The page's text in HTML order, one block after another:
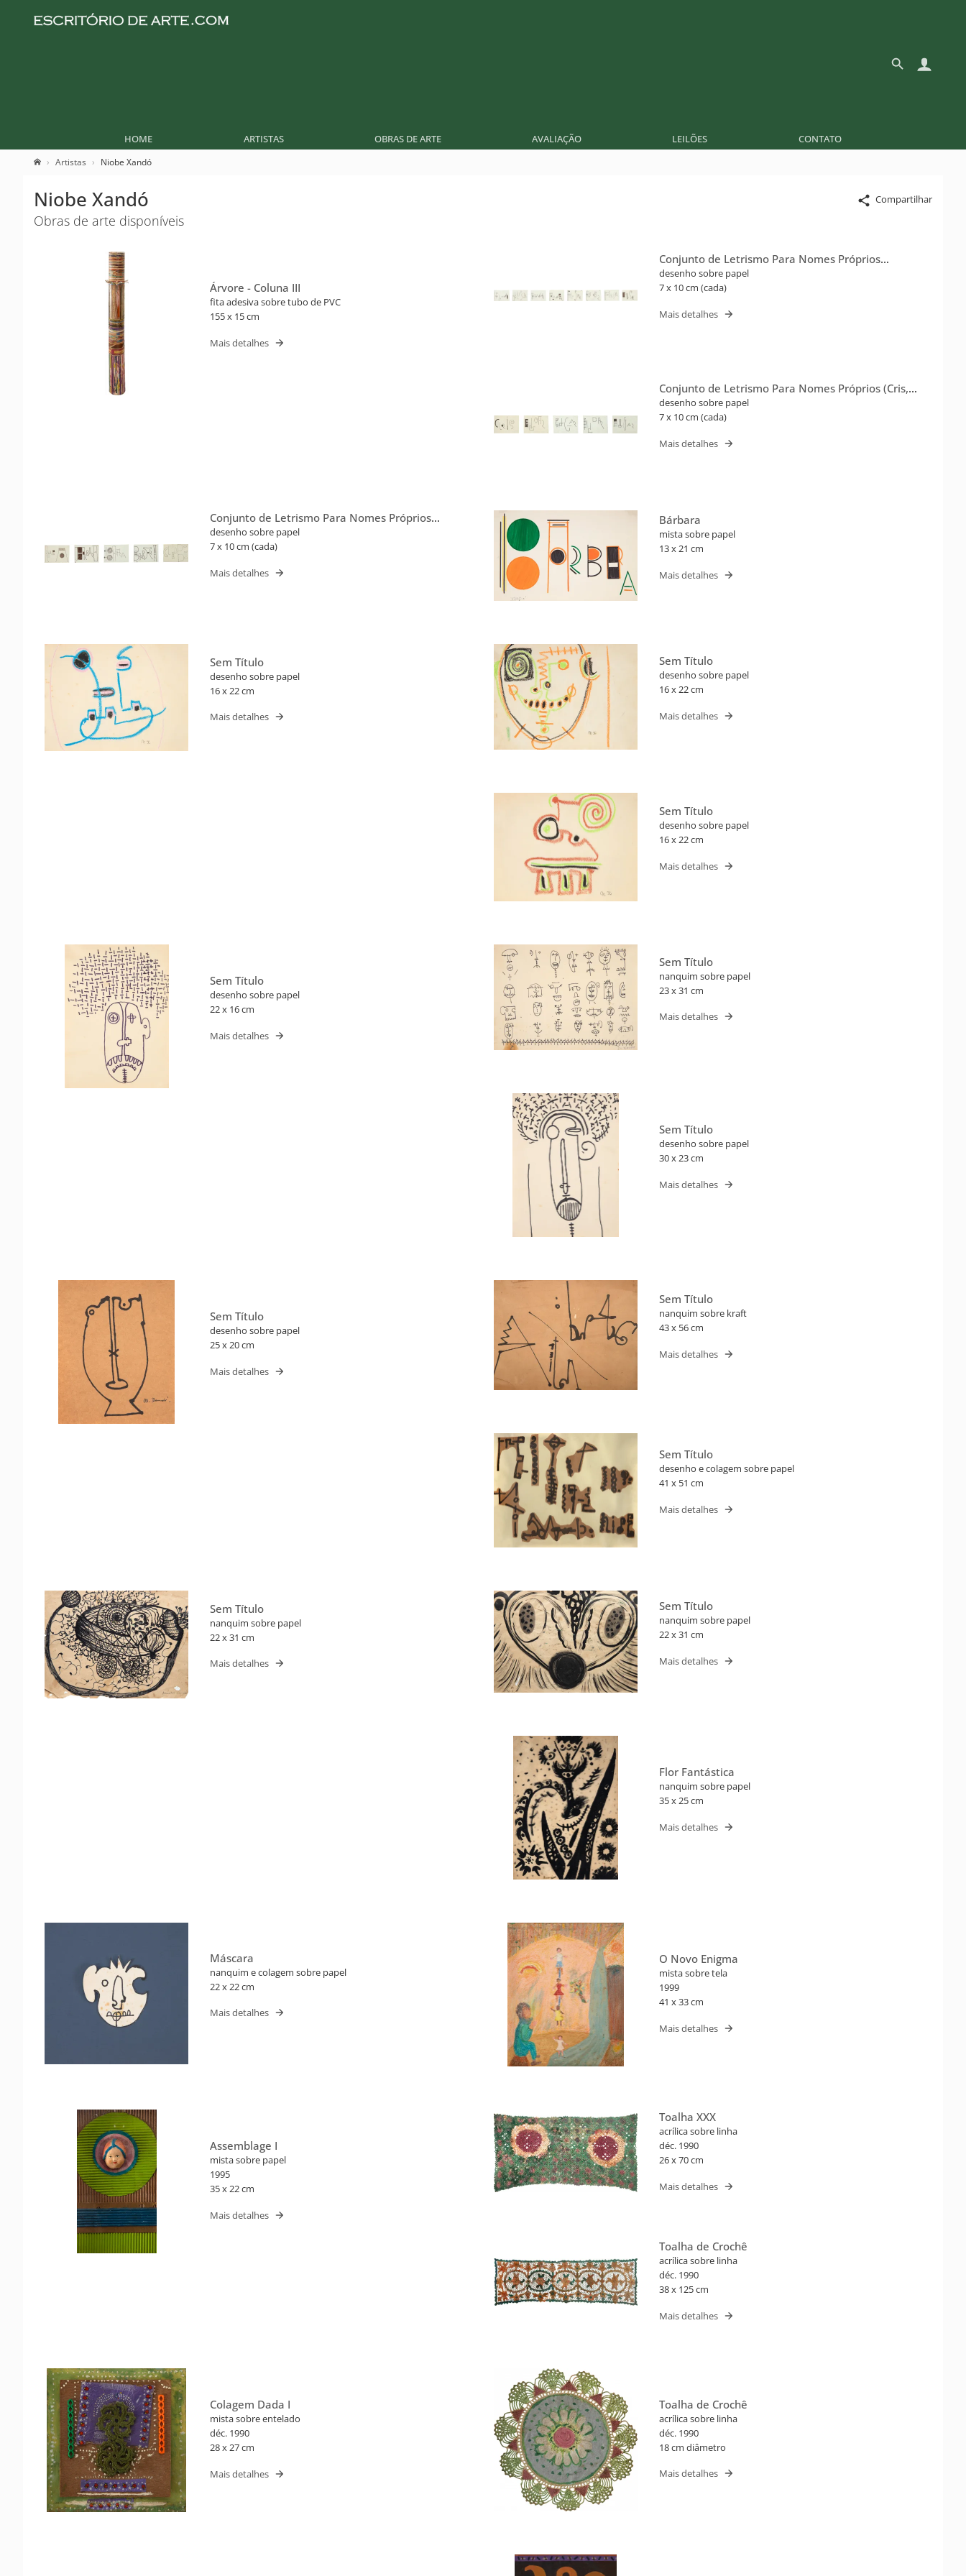
HOME ARTISTAS OBRAS DE ARTE AVALIAÇÃO LEILÕES CONTATO
Artistas Niobe Xandó
Compartilhar
Niobe Xandó
Obras de arte disponíveis
Árvore - Coluna III
fita adesiva sobre tubo de PVC
155 x 15 cm
Mais detalhes
Conjunto de Letrismo Para Nomes Próprios
(Flusser)
desenho sobre papel
7 x 10 cm (cada)
Mais detalhes
Conjunto de Letrismo Para Nomes Próprios (Cris,
Edgar)
desenho sobre papel
7 x 10 cm (cada)
Mais detalhes
Conjunto de Letrismo Para Nomes Próprios
(Barbara, Cleube)
desenho sobre papel
7 x 10 cm (cada)
Mais detalhes
Bárbara
mista sobre papel
13 x 21 cm
Mais detalhes
Sem Título
desenho sobre papel
16 x 22 cm
Mais detalhes
Sem Título
desenho sobre papel
16 x 22 cm
Mais detalhes
Sem Título
desenho sobre papel
16 x 22 cm
Mais detalhes
Sem Título
desenho sobre papel
22 x 16 cm
Mais detalhes
Sem Título
nanquim sobre papel
23 x 31 cm
Mais detalhes
Sem Título
desenho sobre papel
30 x 23 cm
Mais detalhes
Sem Título
desenho sobre papel
25 x 20 cm
Mais detalhes
Sem Título
nanquim sobre kraft
43 x 56 cm
Mais detalhes
Sem Título
desenho e colagem sobre papel
41 x 51 cm
Mais detalhes
Sem Título
nanquim sobre papel
22 x 31 cm
Mais detalhes
Sem Título
nanquim sobre papel
22 x 31 cm
Mais detalhes
Flor Fantástica
nanquim sobre papel
35 x 25 cm
Mais detalhes
Máscara
nanquim e colagem sobre papel
22 x 22 cm
Mais detalhes
O Novo Enigma
mista sobre tela
1999
41 x 33 cm
Mais detalhes
Assemblage I
mista sobre papel
1995
35 x 22 cm
Mais detalhes
Toalha XXX
acrílica sobre linha
déc. 1990
26 x 70 cm
Mais detalhes
Toalha de Crochê
acrílica sobre linha
déc. 1990
38 x 125 cm
Mais detalhes
Colagem Dada I
mista sobre entelado
déc. 1990
28 x 27 cm
Mais detalhes
Toalha de Crochê
acrílica sobre linha
déc. 1990
18 cm diâmetro
Mais detalhes